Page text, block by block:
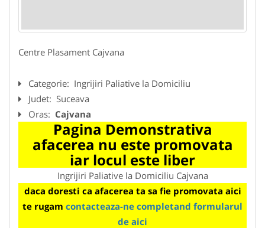
Centre Plasament Cajvana
Categorie: Ingrijiri Paliative la Domiciliu
Judet: Suceava
Oras: Cajvana
Pagina Demonstrativa
afacerea nu este promovata
iar locul este liber
Ingrijiri Paliative la Domiciliu Cajvana
daca doresti ca afacerea ta sa fie promovata aici
te rugam contacteaza-ne completand formularul
de aici